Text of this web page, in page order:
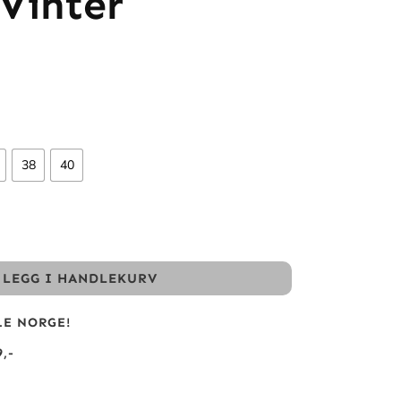
38 40
LEGG I HANDLEKURV
NORGE!